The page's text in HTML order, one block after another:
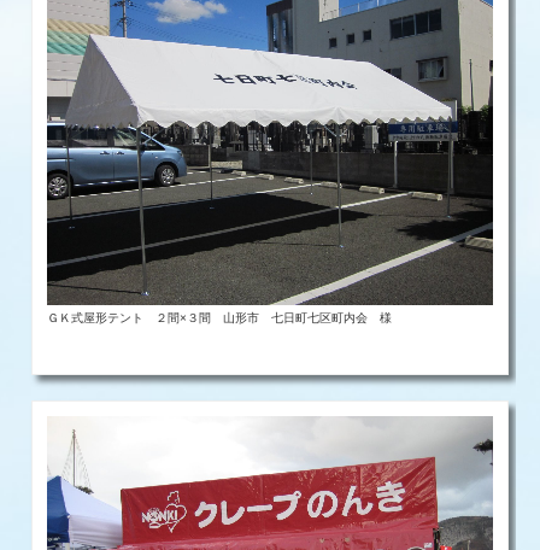
ＧＫ式屋形テント ２間×３間 山形市 七日町七区町内会 様